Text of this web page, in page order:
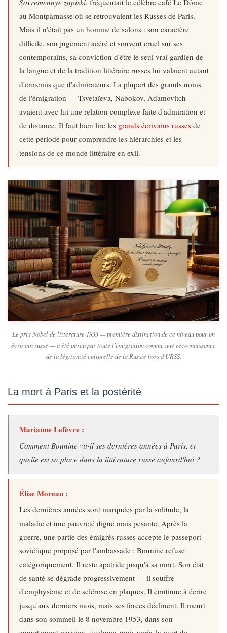
Sovremennye zapiski, fréquentait le célèbre café Le Dôme
au Montparnasse où se retrouvaient les Russes de Paris.
Mais il n'était pas un homme de salons : son caractère
difficile, son jugement acéré et souvent cruel sur ses
contemporains, sa conviction d'être le seul vrai gardien de
la langue et de la tradition littéraire russes lui valaient autant
d'ennemis que d'admirateurs. La plupart des grands noms
de l'émigration — Tsvetaïeva, Nabokov, Adamovitch —
avaient avec lui une relation complexe faite d'admiration et
de distance. Il faut bien lire les grands écrivains russes de
cette période pour comprendre les hiérarchies et les
tensions de ce monde littéraire en exil.
Le prix Nobel de littérature 1933 — première distinction de ce niveau pour un
écrivain russe — a été perçu par toute l'émigration comme une reconnaissance
de la légitimité culturelle de la Russie hors d'URSS.
La mort à Paris et la postérité
Marianne Lefèvre :
Comment Bounine vit-il ses dernières années à Paris, et
quelle est sa place dans la littérature russe aujourd'hui ?
Élise Moreau :
Les dernières années sont marquées par la solitude, la
maladie et une pauvreté digne mais pesante. Après la
guerre, une partie des émigrés russes accepte le passeport
soviétique proposé par l'ambassade ; Bounine refuse
catégoriquement. Il reste apatride jusqu'à sa mort. Son état
de santé se dégrade progressivement — il souffre
d'emphysème et de sclérose en plaques. Il continue à écrire
jusqu'aux derniers mois, mais ses forces déclinent. Il meurt
dans son sommeil le 8 novembre 1953, dans son